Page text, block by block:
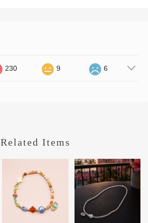
230 9 6
Related Items